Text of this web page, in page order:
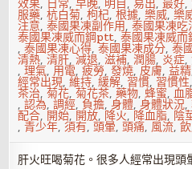
效果, 日常,早晚, 明目,易出,最好,
服藥,杭白菊,枸杞,根據,樂威,樂
注意,泰國果凍副作用,泰國果凍吃
泰國果凍威而鋼ptt,泰國果凍威而
,泰國果凍心得,泰國果凍成分,泰
清熱,清肝,減退,滋補,潤腸, 炎症,
,理氣, 用電,疲勞,發燒,皮膚,益精
經常出現,維持,緩解, 習慣, 習慣性
茶治,菊花,菊花茶,藥物,蜂蜜,血
,認為,調經, 負擔,身體,身體狀況,
配合, 開始, 開放, 降火, 降血脂, 陰
,青少年,須有,頭暈,頭痛, 風流,
肝火旺喝菊花。很多人經常出現